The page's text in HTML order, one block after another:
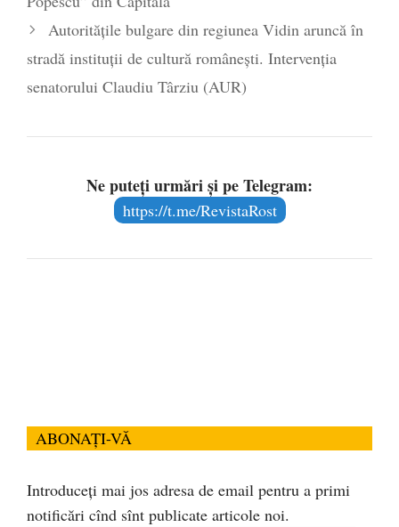
Autoritățile bulgare din regiunea Vidin aruncă în
stradă instituții de cultură românești. Intervenția
senatorului Claudiu Târziu (AUR)
Ne puteți urmări și pe Telegram:
https://t.me/RevistaRost
ABONAȚI-VĂ
Introduceți mai jos adresa de email pentru a primi
notificări cînd sînt publicate articole noi.